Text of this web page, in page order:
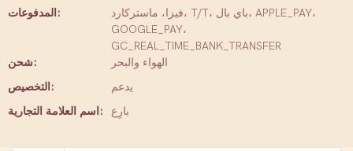
المدفوعات:
فيزا، ماستركارد، T/T، باي بال، APPLE_PAY،
GOOGLE_PAY،
GC_REAL_TIME_BANK_TRANSFER
شحن:
الهواء والبحر
التخصيص:
يدعم
اسم العلامة التجارية:
بارِع